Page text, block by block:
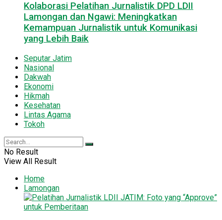
Kolaborasi Pelatihan Jurnalistik DPD LDII
Lamongan dan Ngawi: Meningkatkan
Kemampuan Jurnalistik untuk Komunikasi
yang Lebih Baik
Seputar Jatim
Nasional
Dakwah
Ekonomi
Hikmah
Kesehatan
Lintas Agama
Tokoh
No Result
View All Result
Home
Lamongan